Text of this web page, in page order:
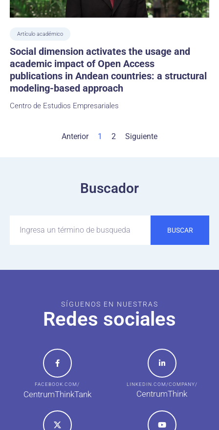
Artículo académico
Social dimension activates the usage and
academic impact of Open Access
publications in Andean countries: a structural
modeling-based approach
Centro de Estudios Empresariales
Anterior 1 2 Siguiente
Buscador
BUSCAR
SÍGUENOS EN NUESTRAS
Redes sociales
FACEBOOK.COM/
CentrumThinkTank
LINKEDIN.COM/COMPANY/
CentrumThink